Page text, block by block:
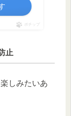
ポチップ
止
しみたいあ